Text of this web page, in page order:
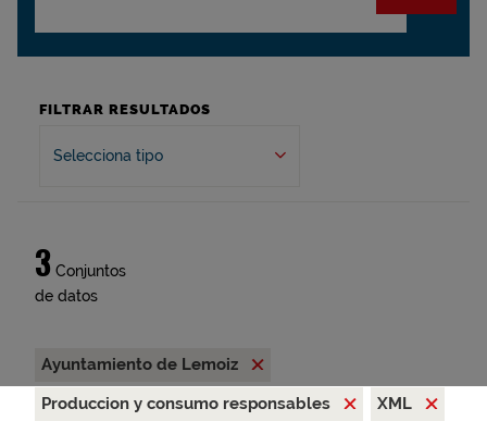
FILTRAR RESULTADOS
Selecciona tipo
3 Conjuntos
de datos
Ayuntamiento de Lemoiz
Produccion y consumo responsables
XML